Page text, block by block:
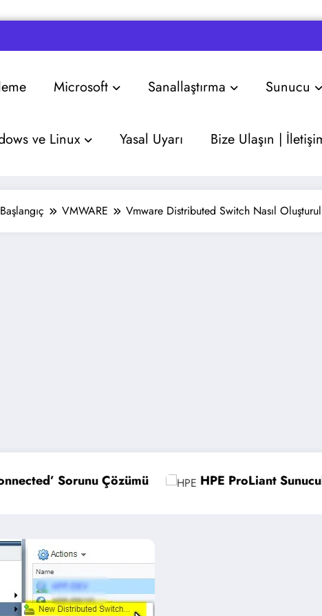
Microsoft Sanallaştırma Sunucu
ve Linux Yasal Uyarı Bize Ulaşın |
Başlangıç VMWARE Vmware Distributed Switch Nasıl
HPE ProLiant Sunucularda UEFI Ayarlarını